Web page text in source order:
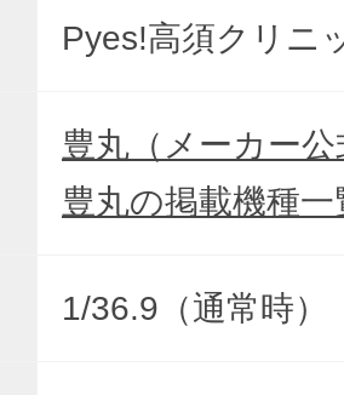
Pyes!高須クリニ
豊丸（メーカー
豊丸の掲載機種一
1/36.9（通常時）